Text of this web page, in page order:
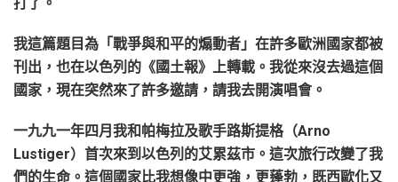
我這篇題目為「戰爭與和平的煽動者」在許多歐洲國家都被
刊出，也在以色列的《國土報》上轉載。我從來沒去過這個
國家，現在突然來了許多邀請，請我去開演唱會。
一九九一年四月我和帕梅拉及歌手路斯提格（Arno
Lustiger）首次來到以色列的艾累茲市。這次旅行改變了我
們的生命。這個國家比我想像中更強，更蓬勃，既西歐化又